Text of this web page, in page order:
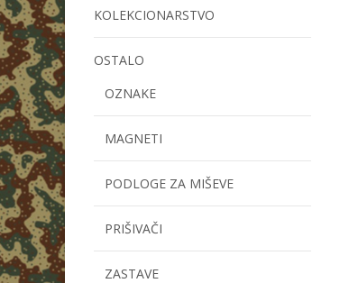
KOLEKCIONARSTVO
OSTALO
OZNAKE
MAGNETI
PODLOGE ZA MIŠEVE
PRIŠIVAČI
ZASTAVE